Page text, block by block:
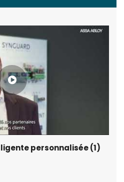
personnalisée (1)